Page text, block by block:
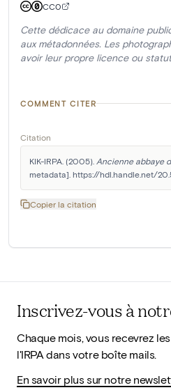
CC0
Cette dédicace au domaine
aux métadonnées. Les
avoir leur propre licence ou
COMMENT CITER
Citation
KIK-IRPA. (2005). Ancienne abbaye
metadata]. https://hdl.handle.net/
Copier la citation
Inscrivez-vous à
Chaque mois, vous recevrez
l'IRPA dans votre boîte mails.
En savoir plus sur notre